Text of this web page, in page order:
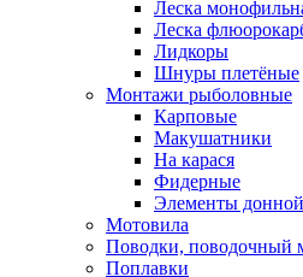
Леска
Леска
Лидкоры
Шнуры плетёные
Монтажи рыболовные
Карповые
Макушатники
На карася
Фидерные
Элементы донной
Мотовила
Поводки, поводочный
Поплавки